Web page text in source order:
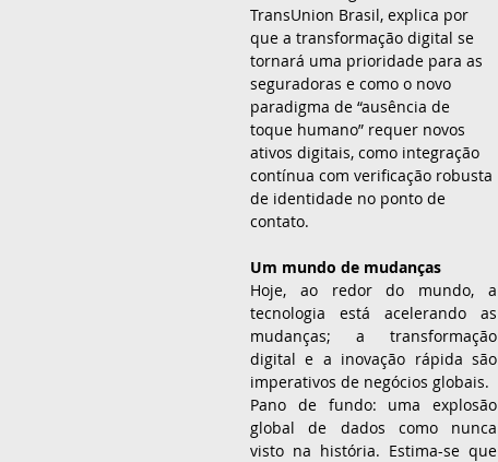
TransUnion Brasil, explica por
que a transformação digital se
tornará uma prioridade para as
seguradoras e como o novo
paradigma de “ausência de
toque humano” requer novos
ativos digitais, como integração
contínua com verificação robusta
de identidade no ponto de
contato.
Um mundo de mudanças
Hoje, ao redor do mundo, a
tecnologia está acelerando as
mudanças; a transformação
digital e a inovação rápida são
imperativos de negócios globais.
Pano de fundo: uma explosão
global de dados como nunca
visto na história. Estima-se que